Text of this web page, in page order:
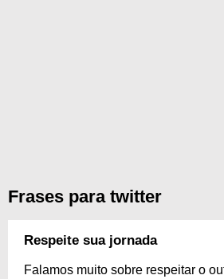
Frases para twitter
Respeite sua jornada
Falamos muito sobre respeitar o